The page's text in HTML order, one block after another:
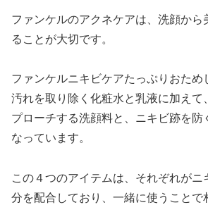
ファンケルのアクネケアは、洗顔から
ることが大切です。
ファンケルニキビケアたっぷりおため
汚れを取り除く化粧水と乳液に加えて
プローチする洗顔料と、ニキビ跡を防
なっています。
この４つのアイテムは、それぞれがニ
分を配合しており、一緒に使うことで